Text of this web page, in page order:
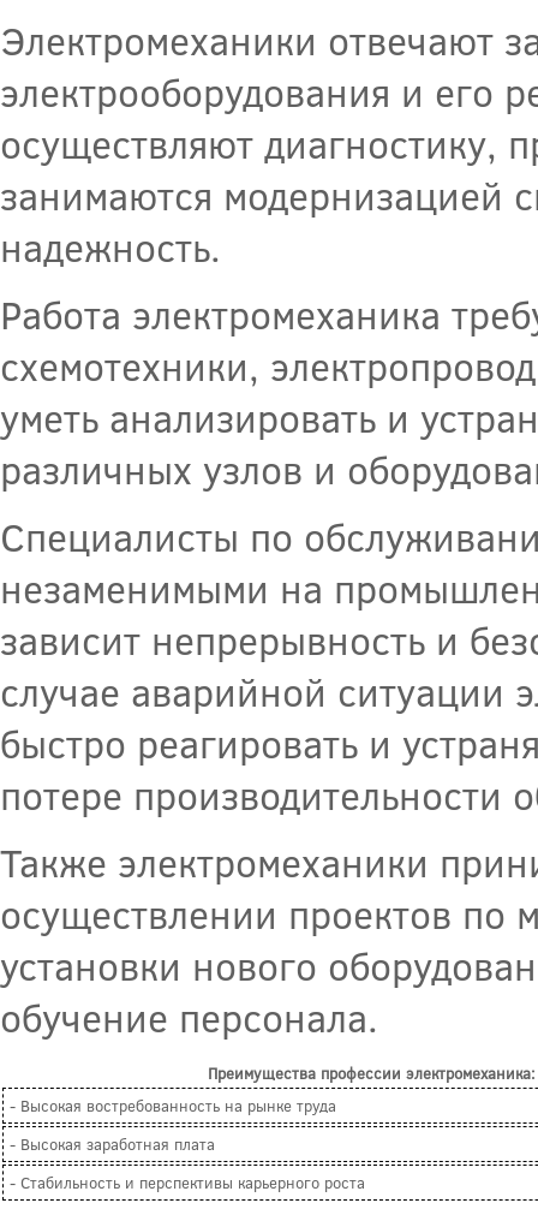
Электромеханики отвечают
электрооборудования и его
осуществляют диагностику,
занимаются модернизацией
надежность.
Работа электромеханика
схемотехники,
уметь анализировать и
различных узлов и
Специалисты по
незаменимыми на
зависит непрерывность и
случае аварийной ситуации
быстро реагировать и
потере производительности
Также электромеханики
осуществлении проектов по
установки нового
обучение персонала.
Преимущества профессии электромеханика:
- Высокая востребованность на рынке труда
- Высокая заработная плата
- Стабильность и перспективы карьерного роста